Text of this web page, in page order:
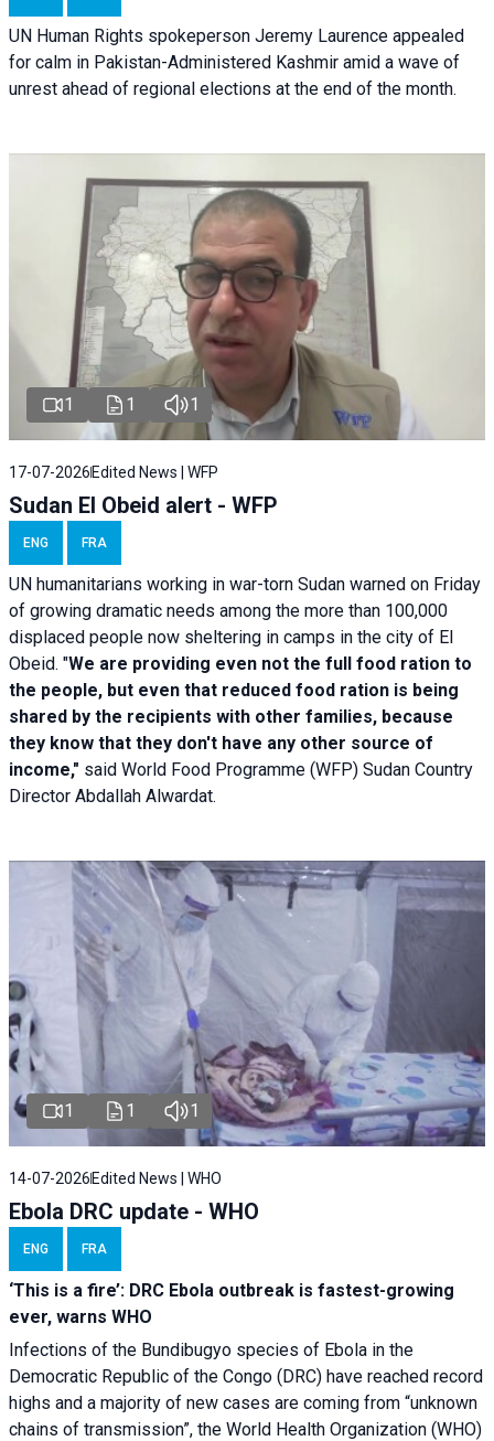
UN Human Rights spokeperson Jeremy Laurence appealed
for calm in Pakistan-Administered Kashmir amid a wave of
unrest ahead of regional elections at the end of the month.
1 1 1
17-07-2026 Edited News | WFP
Sudan El Obeid alert - WFP
ENG FRA
UN humanitarians working in war-torn Sudan warned on Friday
of growing dramatic needs among the more than 100,000
displaced people now sheltering in camps in the city of El
Obeid. "We are providing even not the full food ration to
the people, but even that reduced food ration is being
shared by the recipients with other families, because
they know that they don't have any other source of
income," said World Food Programme (WFP) Sudan Country
Director Abdallah Alwardat.
1 1 1
14-07-2026 Edited News | WHO
Ebola DRC update - WHO
ENG FRA
‘This is a fire’: DRC Ebola outbreak is fastest-growing
ever, warns WHO
Infections of the Bundibugyo species of Ebola in the
Democratic Republic of the Congo (DRC) have reached record
highs and a majority of new cases are coming from “unknown
chains of transmission”, the World Health Organization (WHO)